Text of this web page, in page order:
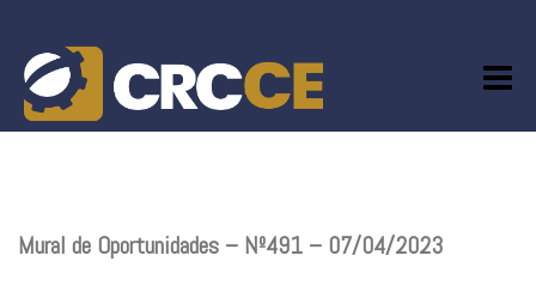
content
Mural de Oportunidades – Nº491 – 07/04/2023